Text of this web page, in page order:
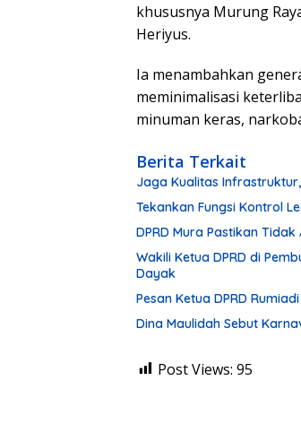
khususnya Murung
Heriyus.
Ia menambahkan
meminimalisasi
minuman keras,
Berita Terkait
Jaga Kualitas
Tekankan Fungsi Kontrol
DPRD Mura Pastikan
Wakili Ketua DPRD di
Dayak
Pesan Ketua DPRD
Dina Maulidah Sebut
Post Views: 95